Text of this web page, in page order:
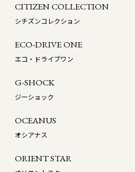
CITIZEN COLLECTION
シチズンコレクション
ECO-DRIVE ONE
エコ・ドライブワン
G-SHOCK
ジーショック
OCEANUS
オシアナス
ORIENT STAR